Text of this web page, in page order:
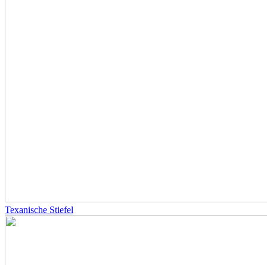
Texanische Stiefel